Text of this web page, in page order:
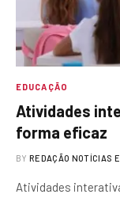
EDUCAÇÃO
Atividades
forma eficaz
BY REDAÇÃO NOTÍCIAS
Atividades